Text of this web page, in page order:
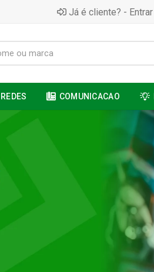
Já é cliente? - Entrar
REDES COMUNICACAO